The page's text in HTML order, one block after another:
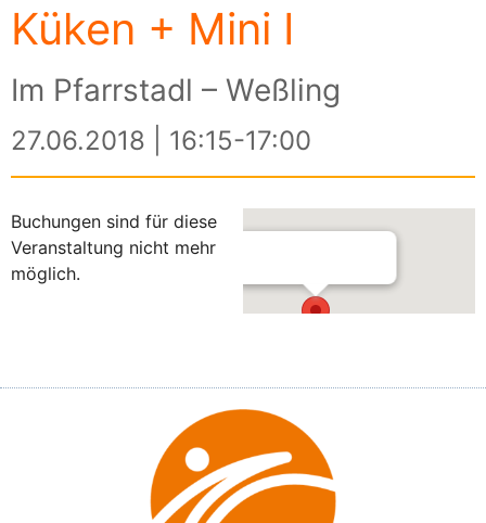
Küken + Mini I
Im Pfarrstadl – Weßling
27.06.2018 | 16:15-17:00
Buchungen sind für diese
Veranstaltung nicht mehr
möglich.
Im Pfarrstadl – Weßling
Am Kreuzberg 3 - Weßling